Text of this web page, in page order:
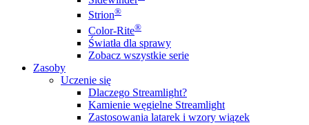
Strion®
Color-Rite®
Światła dla sprawy
Zobacz wszystkie serie
Zasoby
Uczenie się
Dlaczego Streamlight?
Kamienie węgielne Streamlight
Zastosowania latarek i wzory wiązek